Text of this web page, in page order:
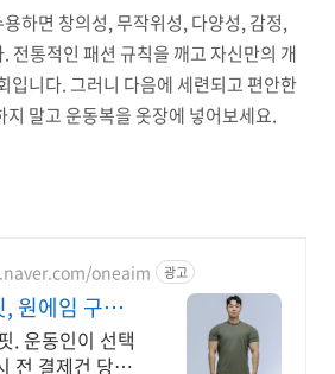
하면 창의성, 무작위성, 다양성, 감정,
전통적인 패션 규칙을 깨고 자신만의 개
입니다. 그러니 다음에 세련되고 편안한
지 말고 운동복을 옷장에 넣어보세요.
oneaim 광고
원에임 구매
퀄리티
. 운동인이 선택
전 결제건 당일